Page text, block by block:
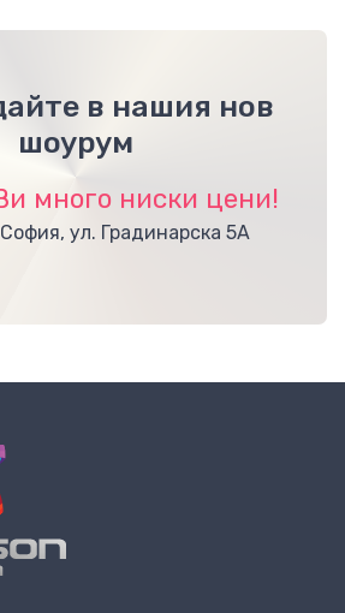
в нашия нов
шоурум
много ниски цени!
ул. Градинарска 5А